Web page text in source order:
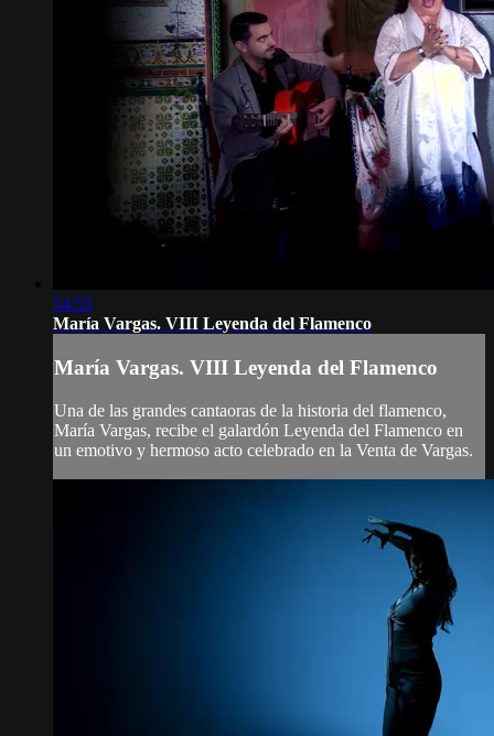
54:55
María Vargas. VIII Leyenda del Flamenco
María Vargas. VIII Leyenda del Flamenco
Una de las grandes cantaoras de la historia del flamenco,
María Vargas, recibe el galardón Leyenda del Flamenco en
un emotivo y hermoso acto celebrado en la Venta de Vargas.